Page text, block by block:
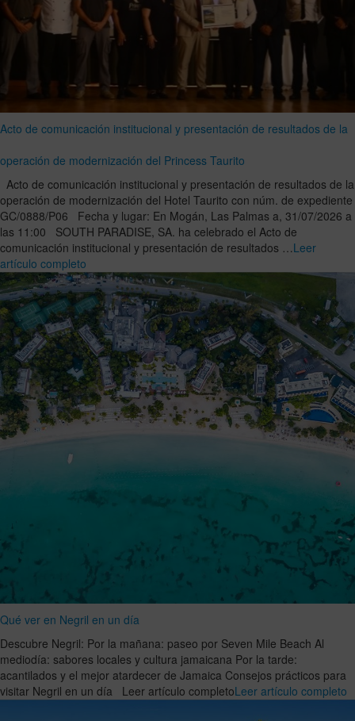
Acto de comunicación institucional y presentación de resultados de la
operación de modernización del Princess Taurito
Acto de comunicación institucional y presentación de resultados de la
operación de modernización del Hotel Taurito con núm. de expediente
GC/0888/P06 Fecha y lugar: En Mogán, Las Palmas a, 31/07/2026 a
las 11:00 SOUTH PARADISE, SA. ha celebrado el Acto de
comunicación institucional y presentación de resultados …Leer
artículo completo
Qué ver en Negril en un día
Descubre Negril: Por la mañana: paseo por Seven Mile Beach Al
mediodía: sabores locales y cultura jamaicana Por la tarde:
acantilados y el mejor atardecer de Jamaica Consejos prácticos para
visitar Negril en un día Leer artículo completoLeer artículo completo